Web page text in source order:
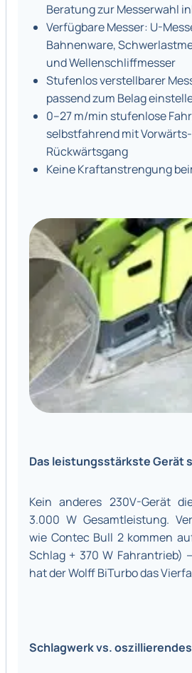
Beratung zur Messerwahl
Verfügbare Messer: U-
Bahnenware,
und Wellenschliffmesser
Stufenlos verstellbarer
passend zum Belag
0–27 m/min stufenlose
selbstfahrend mit
Rückwärtsgang
Keine Kraftanstrengung
Das leistungsstärkste Gerät
Kein anderes 230V-Gerät
3.000 W Gesamtleistung.
wie Contec Bull 2 kommen
Schlag + 370 W Fahrantrieb)
hat der Wolff BiTurbo das
Schlagwerk vs.